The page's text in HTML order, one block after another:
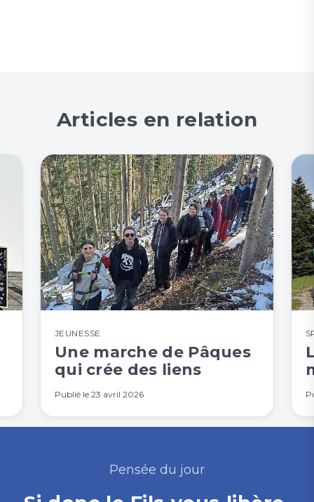
Articles en relation
JEUNESSE
Une marche de Pâques
qui crée des liens
Publié le 23 avril 2026
Pensée du jour